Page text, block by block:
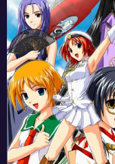
7336
1 17